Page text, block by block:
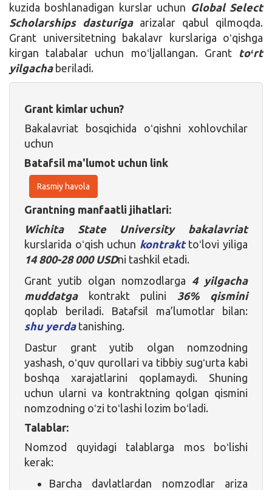
kuzida boshlanadigan kurslar uchun Global Select
Scholarships dasturigaarizalar qabul qilmoqda.
Grant universitetning bakalavr kurslariga oʻqishga
kirgan talabalar uchun moʻljallangan. Grant toʻrt
yilgacha beriladi.
Grant kimlar uchun?
Bakalavriat bosqichida oʻqishni xohlovchilar
uchun
Batafsil ma'lumot uchun link
Rasmiy havola
Grantning manfaatli jihatlari:
Wichita State University bakalavriat
kurslarida oʻqish uchun kontrakttoʻlovi yiliga
14 800-28 000 USDni tashkil etadi.
Grant yutib olgan nomzodlarga 4 yilgacha
muddatgakontrakt pulini 36%
qismini
qoplab beriladi. Batafsil ma’lumotlar bilan:
shu yerdatanishing.
Dastur grant yutib olgan nomzodning
yashash, oʻquv qurollari va tibbiy sugʻurta kabi
boshqa xarajatlarini qoplamaydi. Shuning
uchun ularni va kontraktning qolgan qismini
nomzodning oʻzi toʻlashi lozim boʻladi.
Talablar:
Nomzod quyidagi talablarga mos boʻlishi
kerak:
Barcha davlatlardan nomzodlar ariza